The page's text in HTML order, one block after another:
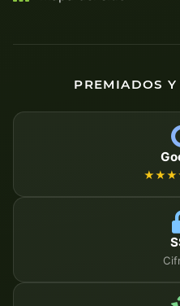
PREMIADOS Y